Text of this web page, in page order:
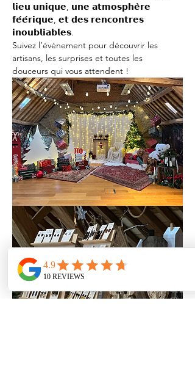
𝗹𝗶𝗲𝘂 𝘂𝗻𝗶𝗾𝘂𝗲, 𝘂𝗻𝗲 𝗮𝘁𝗺𝗼𝘀𝗽𝗵𝗲̀𝗿𝗲
𝗳𝗲́𝗲́𝗿𝗶𝗾𝘂𝗲, 𝗲𝘁 𝗱𝗲𝘀 𝗿𝗲𝗻𝗰𝗼𝗻𝘁𝗿𝗲𝘀
𝗶𝗻𝗼𝘂𝗯𝗹𝗶𝗮𝗯𝗹𝗲𝘀.
Suivez l’événement pour découvrir les
artisans, les surprises et toutes les
douceurs qui vous attendent !